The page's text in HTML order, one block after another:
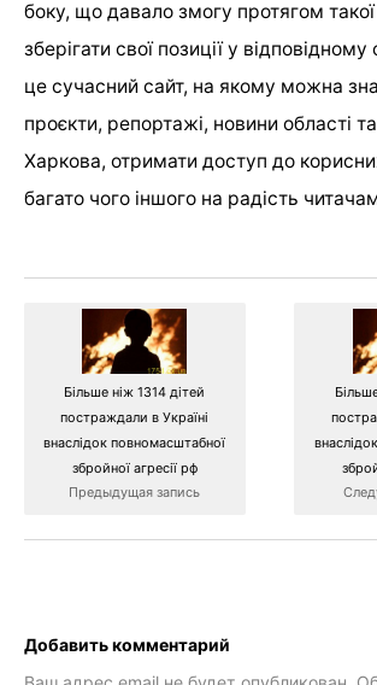
боку, що давало змогу протягом такої
зберігати свої позиції у відповідному
це сучасний сайт, на якому можна
проєкти, репортажі, новини області
Харкова, отримати доступ до
багато чого іншого на радість
Більше ніж 1314 дітей
постраждали в Україні
внаслідок повномасштабної
збройної агресії рф
Предыдущая запись
Добавить комментарий